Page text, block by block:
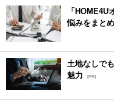
「HOME4U
悩みをまと
土地なしで
魅力
[PR]